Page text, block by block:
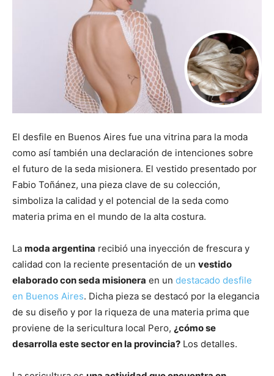
El desfile en Buenos Aires fue una vitrina para la moda
como así también una declaración de intenciones sobre
el futuro de la seda misionera. El vestido presentado por
Fabio Toñánez, una pieza clave de su colección,
simboliza la calidad y el potencial de la seda como
materia prima en el mundo de la alta costura.
La moda argentina recibió una inyección de frescura y
calidad con la reciente presentación de un vestido
elaborado con seda misionera en un destacado desfile
en Buenos Aires. Dicha pieza se destacó por la elegancia
de su diseño y por la riqueza de una materia prima que
proviene de la sericultura local Pero, ¿cómo se
desarrolla este sector en la provincia? Los detalles.